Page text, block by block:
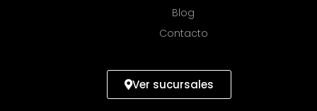
Blog
Contacto
Ver sucursales